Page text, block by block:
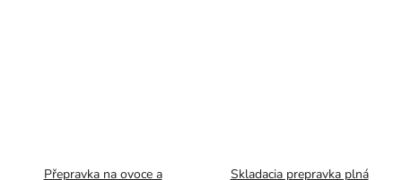
Přepravka na ovoce a
Skladacia prepravka plná